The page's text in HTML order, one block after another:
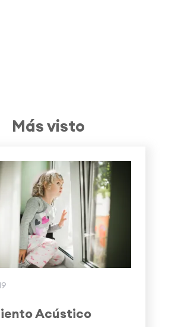
Más visto
Acústico